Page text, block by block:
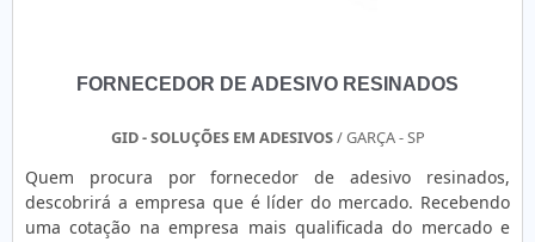
devem ser sempre precisas e sem manchas, principalmente
importância definir o tipo de ribbon mais adequado para a
DE ALTA QUALIDADEPara alcançar o melhor resultado é
preciso ter atenção também ao fornecedor do produto, para
FORNECEDOR DE ADESIVO RESINADOS
GID - SOLUÇÕES EM ADESIVOS/ GARÇA - SP
Quem procura por fornecedor de adesivo resinados,
descobrirá a empresa que é líder do mercado. Recebendo
uma cotação na empresa mais qualificada do mercado e